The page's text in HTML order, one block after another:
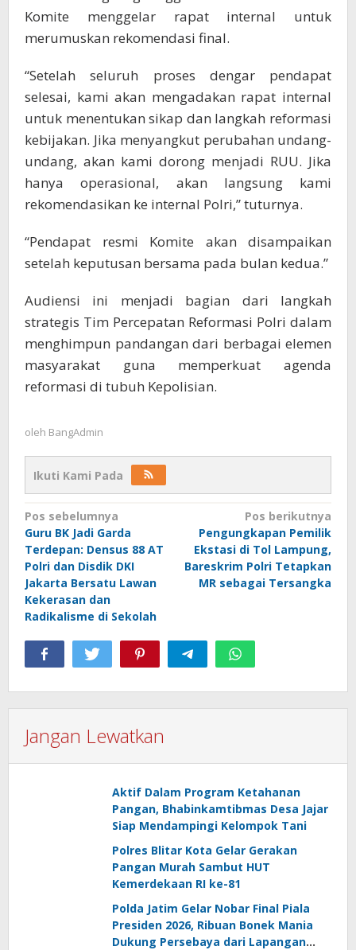
Komite menggelar rapat internal untuk
merumuskan rekomendasi final.
“Setelah seluruh proses dengar pendapat
selesai, kami akan mengadakan rapat internal
untuk menentukan sikap dan langkah reformasi
kebijakan. Jika menyangkut perubahan undang-
undang, akan kami dorong menjadi RUU. Jika
hanya operasional, akan langsung kami
rekomendasikan ke internal Polri,” tuturnya.
“Pendapat resmi Komite akan disampaikan
setelah keputusan bersama pada bulan kedua.”
Audiensi ini menjadi bagian dari langkah
strategis Tim Percepatan Reformasi Polri dalam
menghimpun pandangan dari berbagai elemen
masyarakat guna memperkuat agenda
reformasi di tubuh Kepolisian.
oleh BangAdmin
Ikuti Kami Pada
Navigasi
pos
Pos sebelumnya
Guru BK Jadi Garda
Terdepan: Densus 88 AT
Polri dan Disdik DKI
Jakarta Bersatu Lawan
Kekerasan dan
Radikalisme di Sekolah
Pos berikutnya
Pengungkapan Pemilik
Ekstasi di Tol Lampung,
Bareskrim Polri Tetapkan
MR sebagai Tersangka
Jangan Lewatkan
Aktif Dalam Program Ketahanan
Pangan, Bhabinkamtibmas Desa Jajar
Siap Mendampingi Kelompok Tani
Polres Blitar Kota Gelar Gerakan
Pangan Murah Sambut HUT
Kemerdekaan RI ke-81
Polda Jatim Gelar Nobar Final Piala
Presiden 2026, Ribuan Bonek Mania
Dukung Persebaya dari Lapangan